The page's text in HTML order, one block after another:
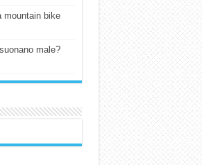
mountain bike
male?